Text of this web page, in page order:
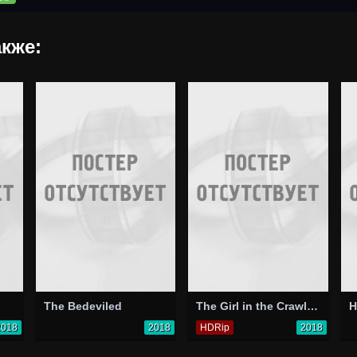
The Bedeviled
2018
The Girl in the Crawlspace
HDRip 2018